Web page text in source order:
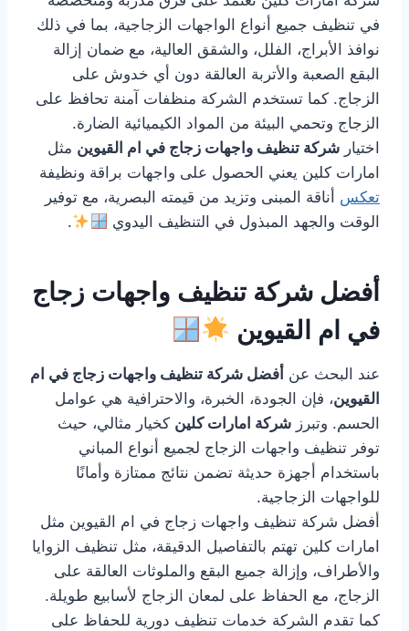
في تنظيف جميع أنواع الواجهات الزجاجية، بما في ذلك
نوافذ الأبراج، الفلل، والشقق العالية، مع ضمان إزالة
البقع الصعبة والأتربة العالقة دون أي خدوش على
الزجاج. كما تستخدم الشركة منظفات آمنة تحافظ على
الزجاج وتحمي البيئة من المواد الكيميائية الضارة.
اختيار شركة تنظيف واجهات زجاج في ام القيوين مثل
امارات كلين يعني الحصول على واجهات براقة ونظيفة
تعكس أناقة المبنى وتزيد من قيمته البصرية، مع توفير
الوقت والجهد المبذول في التنظيف اليدوي
.
أفضل شركة تنظيف واجهات زجاج
في ام القيوين
عند البحث عن أفضل شركة تنظيف واجهات زجاج في ام
القيوين، فإن الجودة، الخبرة، والاحترافية هي عوامل
الحسم. وتبرز شركة امارات كلين كخيار مثالي، حيث
توفر تنظيف واجهات الزجاج لجميع أنواع المباني
باستخدام أجهزة حديثة تضمن نتائج ممتازة وأمانًا
للواجهات الزجاجية.
أفضل شركة تنظيف واجهات زجاج في ام القيوين مثل
امارات كلين تهتم بالتفاصيل الدقيقة، مثل تنظيف الزوايا
والأطراف، وإزالة جميع البقع والملوثات العالقة على
الزجاج، مع الحفاظ على لمعان الزجاج لأسابيع طويلة.
كما تقدم الشركة خدمات تنظيف دورية للحفاظ على